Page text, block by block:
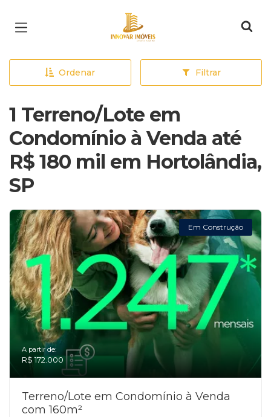
Página inicial
Ordenar Filtrar
1 Terreno/Lote em
Condomínio à Venda até
R$ 180 mil em Hortolândia,
SP
Em Construção
A partir de:
R$ 172.000
Terreno/Lote em Condomínio à Venda
com 160m²